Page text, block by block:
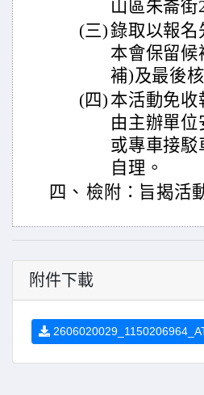
山區朱崙
(三)錄取以報名
本會保留
補)及最後
(四) 本活動免
由主辦單
或專車接
自理。
四、 檢附：旨揭活
附件下載